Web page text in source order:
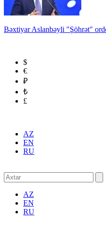
Bəxtiyar Aslanbəyli "Şöhrət"
$
€
₽
₺
£
AZ
EN
RU
AZ
EN
RU